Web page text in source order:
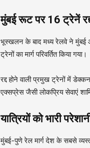
मुंबई रूट पर 16 ट्रेनें
भूस्खलन के बाद मध्य रेलवे ने मुंबई
ट्रेनों का मार्ग परिवर्तित किया गया।
रद्द होने वाली प्रमुख ट्रेनों में
एक्सप्रेस जैसी लोकप्रिय सेवाएं
यात्रियों को भारी
मुंबई-पुणे रेल मार्ग देश के सबसे व्यस्त